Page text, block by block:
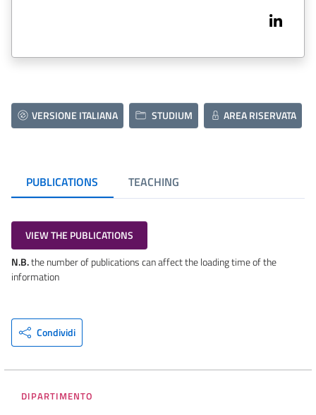
VERSIONE ITALIANA STUDIUM AREA RISERVATA
PUBLICATIONS TEACHING
VIEW THE PUBLICATIONS
N.B.the number of publications can affect the loading time of the
information
Condividi
DIPARTIMENTO